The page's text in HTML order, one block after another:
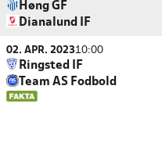
Høng GF
Dianalund IF
02. APR. 202310:00
Ringsted IF
Team AS Fodbold